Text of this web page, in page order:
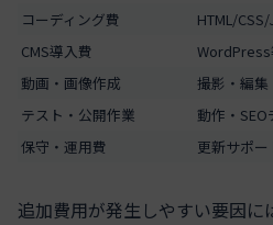
コーディング費
HTML/
CMS導入費
動画・画像作成
撮影・編集
テスト・公開作業
動作・SEO
保守・運用費
更新サポ
追加費用が発生しやすい要因に